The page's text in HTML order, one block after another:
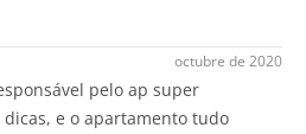
octubre de 2020
pelo ap super
e o apartamento tudo